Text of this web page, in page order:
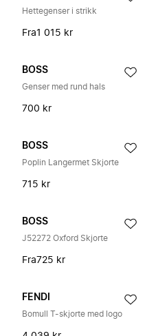
Hettegenser i strikk
Fra1 015 kr
BOSS
Genser med rund hals
700 kr
BOSS
Poplin Langermet Skjorte
715 kr
BOSS
J52272 Oxford Skjorte
Fra725 kr
FENDI
Bomull T-skjorte med logo